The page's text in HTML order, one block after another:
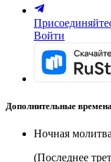
Войти
Дополнительные
Ночная молитва
(Последнее